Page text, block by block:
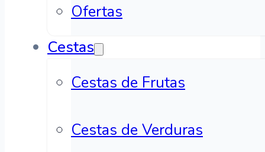
Ofertas
Cestas
Cestas de Frutas
Cestas de Verduras